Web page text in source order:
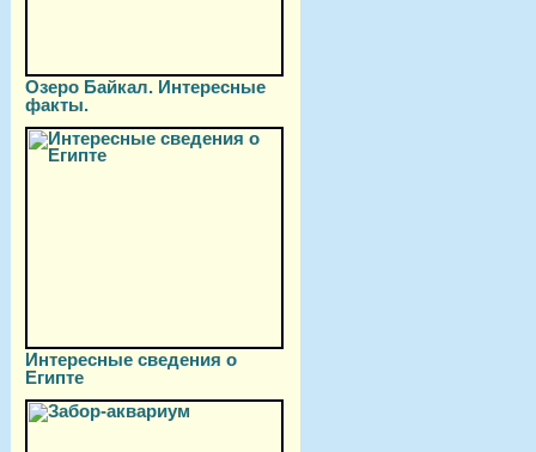
Озеро Байкал. Интересные
факты.
Интересные сведения о
Египте